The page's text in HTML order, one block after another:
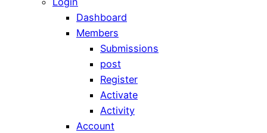
Dashboard
Members
Submissions
post
Register
Activate
Activity
Account